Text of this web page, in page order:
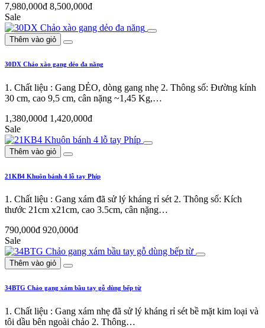
7,980,000đ 8,500,000đ
Sale
Thêm vào giỏ
30DX Chảo xào gang dẻo đa năng
1. Chất liệu : Gang DẺO, dòng gang nhẹ 2. Thông số: Đường kính
30 cm, cao 9,5 cm, cân nặng ~1,45 Kg,…
1,380,000đ 1,420,000đ
Sale
Thêm vào giỏ
21KB4 Khuôn bánh 4 lỗ tay Phíp
1. Chất liệu : Gang xám đã sử lý kháng rỉ sét 2. Thông số: Kích
thước 21cm x21cm, cao 3.5cm, cân nặng…
790,000đ 920,000đ
Sale
Thêm vào giỏ
34BTG Chảo gang xám bầu tay gỗ dùng bếp từ
1. Chất liệu : Gang xám nhẹ đã sử lý kháng rỉ sét bề mặt kim loại và
tôi dầu bên ngoài chảo 2. Thông…